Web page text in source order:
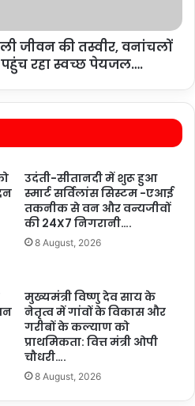
जीवन की तस्वीर, वनांचलों
रहा स्वच्छ पेयजल….
उदंती-सीतानदी में शुरू हुआ
स्मार्ट सर्विलांस सिस्टम -एआई
तकनीक से वन और वन्यजीवों
की 24X7 निगरानी….
8 August, 2026
मुख्यमंत्री विष्णु देव साय के
नेतृत्व में गांवों के विकास और
गरीबों के कल्याण को
प्राथमिकता: वित्त मंत्री ओपी
चौधरी….
8 August, 2026